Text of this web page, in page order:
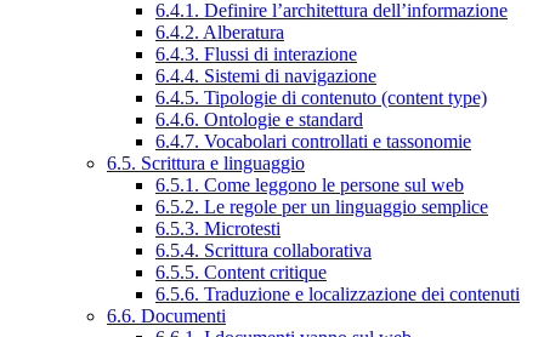
6.4.1. Definire l’architettura dell’informazione
6.4.2. Alberatura
6.4.3. Flussi di interazione
6.4.4. Sistemi di navigazione
6.4.5. Tipologie di contenuto (content type)
6.4.6. Ontologie e standard
6.4.7. Vocabolari controllati e tassonomie
6.5. Scrittura e linguaggio
6.5.1. Come leggono le persone sul web
6.5.2. Le regole per un linguaggio semplice
6.5.3. Microtesti
6.5.4. Scrittura collaborativa
6.5.5. Content critique
6.5.6. Traduzione e localizzazione dei contenuti
6.6. Documenti